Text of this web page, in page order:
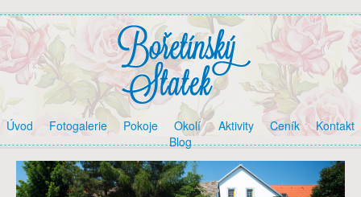
Úvod Fotogalerie Pokoje Okolí Aktivity Ceník
Kontakt
Blog